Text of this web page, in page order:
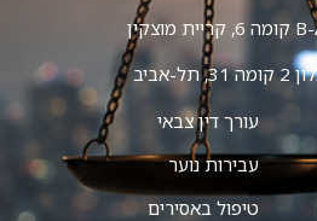
עורך דין צבאי
עבירות נוער
טיפול באסירים